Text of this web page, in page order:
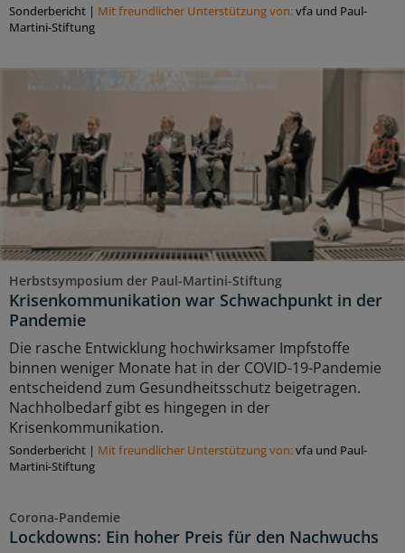
Sonderbericht | Mit freundlicher Unterstützung von:vfa und Paul-
Martini-Stiftung
Herbstsymposium der Paul-Martini-Stiftung
Krisenkommunikation war Schwachpunkt in der
Pandemie
Die rasche Entwicklung hochwirksamer Impfstoffe
binnen weniger Monate hat in der COVID-19-Pandemie
entscheidend zum Gesundheitsschutz beigetragen.
Nachholbedarf gibt es hingegen in der
Krisenkommunikation.
Sonderbericht | Mit freundlicher Unterstützung von:vfa und Paul-
Martini-Stiftung
Corona-Pandemie
Lockdowns: Ein hoher Preis für den Nachwuchs